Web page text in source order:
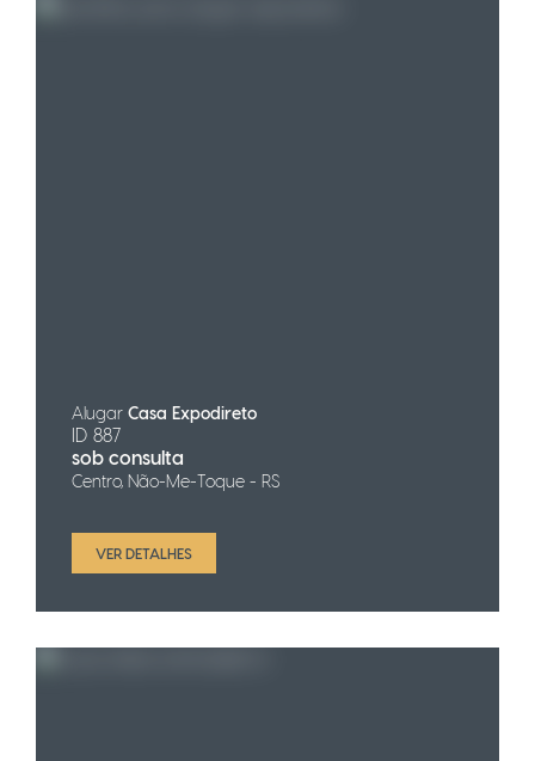
Alugar Casa Expodireto
ID 887
sob consulta
Centro, Não-Me-Toque - RS
VER DETALHES